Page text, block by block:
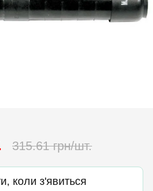
315.61 грн/шт.
коли з'явиться